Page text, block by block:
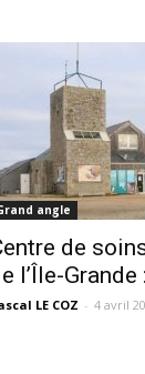
angle
de
l’Île-Grande
LE COZ - 4 avril